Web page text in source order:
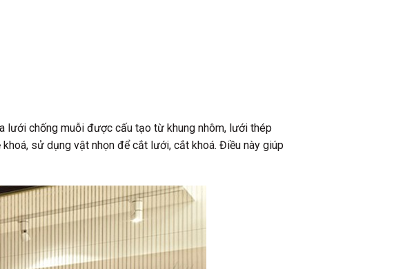
lưới chống muỗi được cấu tạo từ khung nhôm, lưới thép
sử dụng vật nhọn để cắt lưới, cắt khoá. Điều này giúp